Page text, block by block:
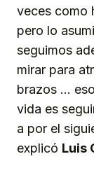
veces como
pero lo
seguimos
mirar para
brazos …
vida es
a por el
explicó Luis